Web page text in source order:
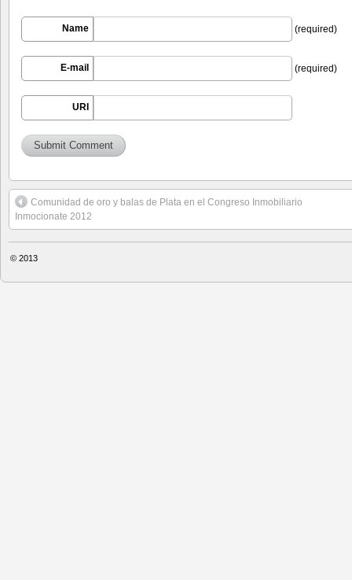
Name (required)
E-mail (required)
URI
Comunidad de oro y balas de Plata en el Congreso Inmobiliario
Inmocionate 2012
© 2013